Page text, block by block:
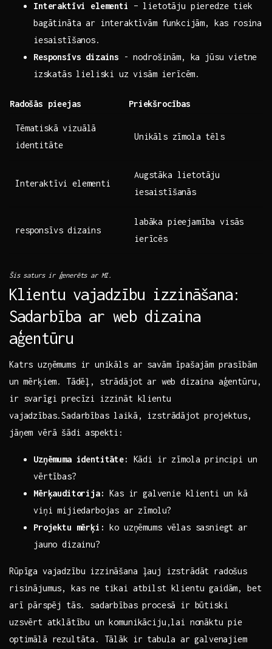
Interaktīvi elementi
– lietotāju pieredze tiek
bagātināta ar interaktīvām ⁣funkcijām, kas rosina
iesaistīšanos.
Responsīvs dizains -⁤ nodrošinām, ka jūsu vietne
⁢izskatās lieliski uz ⁢visām ierīcēm.
Radošās pieejas Priekšrocības
Tēmatiskā ​vizuālā
identitāte
Unikāls ⁤zīmola tēls
Interaktīvi elementi
Augstāka lietotāju⁣
iesaistīšanās
responsīvs⁣ dizains
labāka pieejamība visās
ierīcēs
Šis saturs⁣ ir ‍ģenerēts​ ar⁤ MI.
Klientu vajadzību izzināšana:
Sadarbība ar web dizaina
aģentūru
Katrs ​uzņēmums ir⁣ unikāls ar savām īpašajām prasībām
un ⁣mērķiem. Tādēļ,‍ strādājot ar web dizaina aģentūru,
ir svarīgi precīzi izzināt ⁣klientu
vajadzības.Sadarbības laikā, izstrādājot projektus,
jāņem vērā šādi⁢ aspekti:
Uzņēmuma‌ identitāte:
Kādi ir zīmola principi un
vērtības?
Mērķauditorija: Kas ⁣ir⁢ galvenie klienti un kā
viņi‌ mijiedarbojas⁢ ar zīmolu?
Projektu ‍mērķi: ko uzņēmums vēlas sasniegt ⁣ar
jauno dizainu?
Rūpīga vajadzību izzināšana ļauj izstrādāt‍ radošus
risinājumus, ‍kas ne tikai atbilst klientu gaidām, bet
⁣arī pārspēj tās. sadarbības procesā ir‌ būtiski
uzsvērt⁣ atklātību un komunikāciju,lai nonāktu pie
optimālā rezultāta.⁤ Tālāk ir tabula ar ⁤galvenajiem